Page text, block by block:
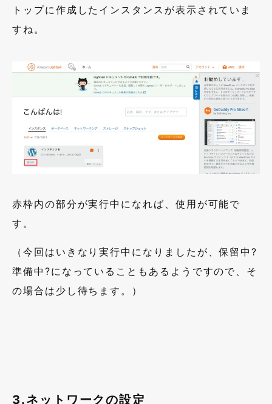
トップに作成したインスタンスが表示されていま
すね。
赤枠内の部分が実行中になれば、使用が可能で
す。
（今回はいきなり実行中になりましたが、保留中?
準備中?になっていることもあるようですので、そ
の場合は少し待ちます。）
3.ネットワークの設定